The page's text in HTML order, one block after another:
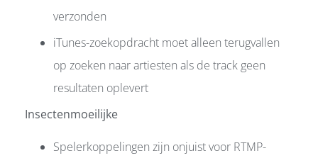
verzonden
iTunes-zoekopdracht moet alleen terugvallen
op zoeken naar artiesten als de track geen
resultaten oplevert
Insectenmoeilijke
Spelerkoppelingen zijn onjuist voor RTMP-